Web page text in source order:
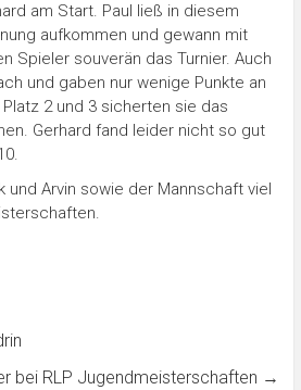
am Start. Paul ließ in diesem
aufkommen und gewann mit
Spieler souverän das Turnier. Auch
und gaben nur wenige Punkte an
2 und 3 sicherten sie das
Gerhard fand leider nicht so gut
und Arvin sowie der Mannschaft viel
bei RLP Jugendmeisterschaften →